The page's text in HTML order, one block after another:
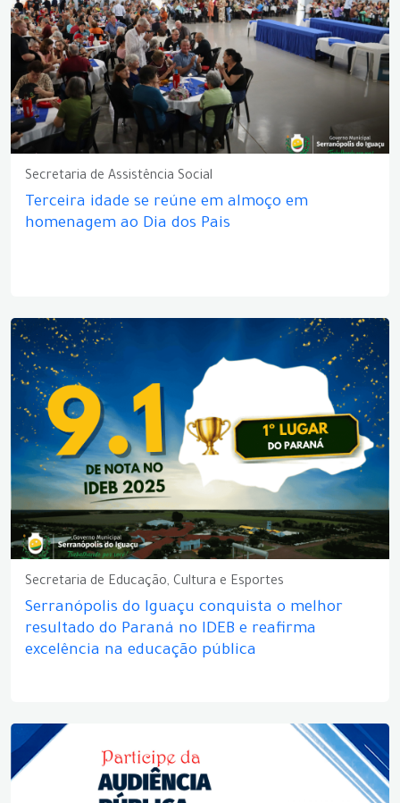
Secretaria de Assistência Social
Terceira idade se reúne em almoço em
homenagem ao Dia dos Pais
Secretaria de Educação, Cultura e Esportes
Serranópolis do Iguaçu conquista o melhor
resultado do Paraná no IDEB e reafirma
excelência na educação pública